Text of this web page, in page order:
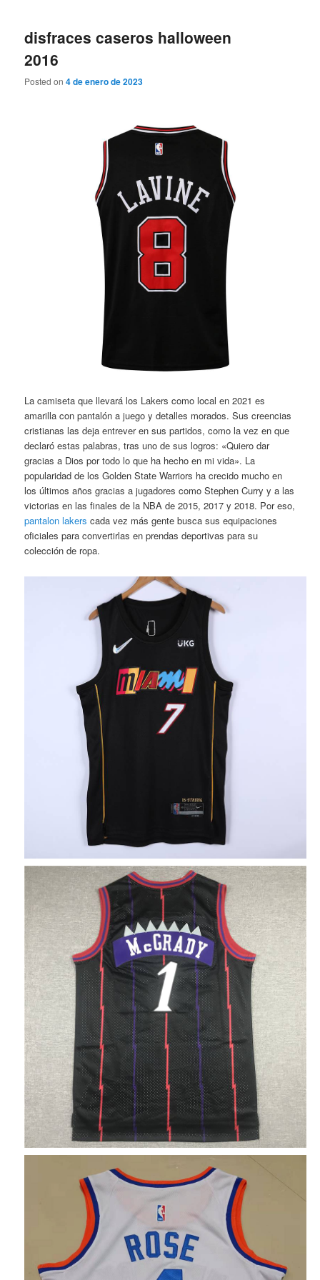
disfraces caseros halloween
2016
Posted on4 de enero de 2023
La camiseta que llevará los Lakers como local en 2021 es
amarilla con pantalón a juego y detalles morados. Sus creencias
cristianas las deja entrever en sus partidos, como la vez en que
declaró estas palabras, tras uno de sus logros: «Quiero dar
gracias a Dios por todo lo que ha hecho en mi vida». La
popularidad de los Golden State Warriors ha crecido mucho en
los últimos años gracias a jugadores como Stephen Curry y a las
victorias en las finales de la NBA de 2015, 2017 y 2018. Por eso,
pantalon lakers cada vez más gente busca sus equipaciones
oficiales para convertirlas en prendas deportivas para su
colección de ropa.